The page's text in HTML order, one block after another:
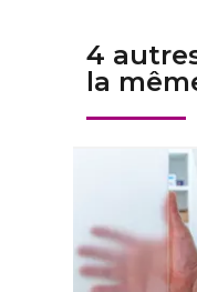
4
la